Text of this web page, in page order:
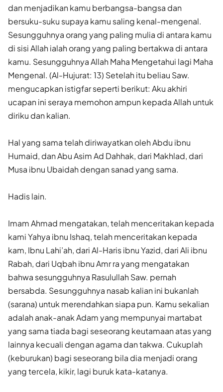
dan menjadikan kamu berbangsa-bangsa dan
bersuku-suku supaya kamu saling kenal-mengenal.
Sesungguhnya orang yang paling mulia di antara kamu
di sisi Allah ialah orang yang paling bertakwa di antara
kamu. Sesungguhnya Allah Maha Mengetahui lagi Maha
Mengenal. (Al-Hujurat: 13) Setelah itu beliau Saw.
mengucapkan istigfar seperti berikut: Aku akhiri
ucapan ini seraya memohon ampun kepada Allah untuk
diriku dan kalian.
Hal yang sama telah diriwayatkan oleh Abdu ibnu
Humaid, dan Abu Asim Ad Dahhak, dari Makhlad, dari
Musa ibnu Ubaidah dengan sanad yang sama.
Hadis lain.
Imam Ahmad mengatakan, telah menceritakan kepada
kami Yahya ibnu Ishaq, telah menceritakan kepada
kam, Ibnu Lahi’ah, dari Al-Haris ibnu Yazid, dari Ali ibnu
Rabah, dari Uqbah ibnu Amr ra yang mengatakan
bahwa sesungguhnya Rasulullah Saw. pernah
bersabda. Sesungguhnya nasab kalian ini bukanlah
(sarana) untuk merendahkan siapa pun. Kamu sekalian
adalah anak-anak Adam yang mempunyai martabat
yang sama tiada bagi seseorang keutamaan atas yang
lainnya kecuali dengan agama dan takwa. Cukuplah
(keburukan) bagi seseorang bila dia menjadi orang
yang tercela, kikir, lagi buruk kata-katanya.